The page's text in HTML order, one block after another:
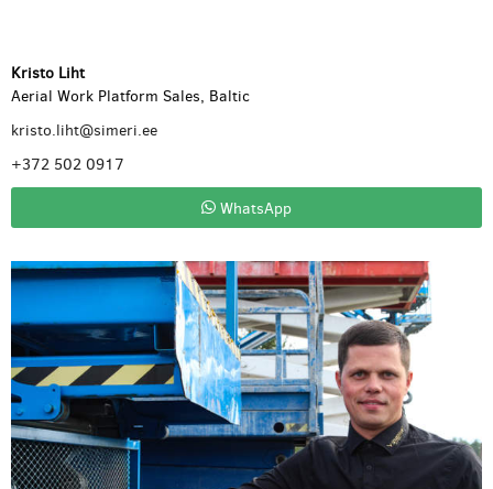
Kristo Liht
Aerial Work Platform Sales, Baltic
kristo.liht@simeri.ee
+372 502 0917
WhatsApp